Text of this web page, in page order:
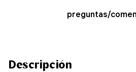
preguntas/
Descripción